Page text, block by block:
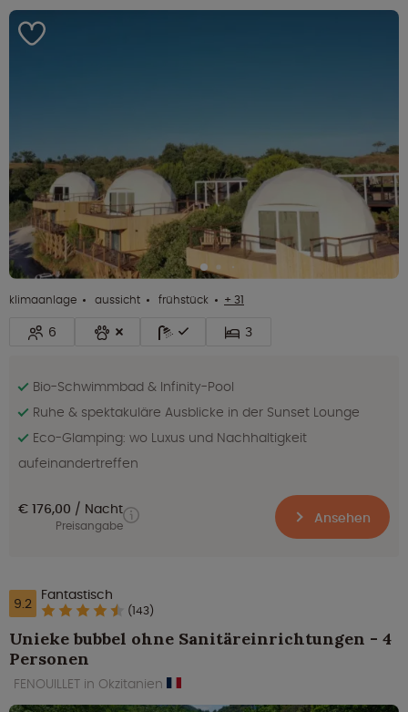
klimaanlage aussicht frühstück + 31
6 3
Bio-Schwimmbad & Infinity-Pool
Ruhe & spektakuläre Ausblicke in der Sunset Lounge
Eco-Glamping: wo Luxus und Nachhaltigkeit
aufeinandertreffen
€ 176,00 Nacht
Preisangabe Ansehen
9.2 Fantastisch
(143)
Unieke bubbel ohne Sanitäreinrichtungen - 4
Personen
FENOUILLET in Okzitanien